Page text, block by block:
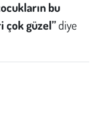
bu
güzel”diye